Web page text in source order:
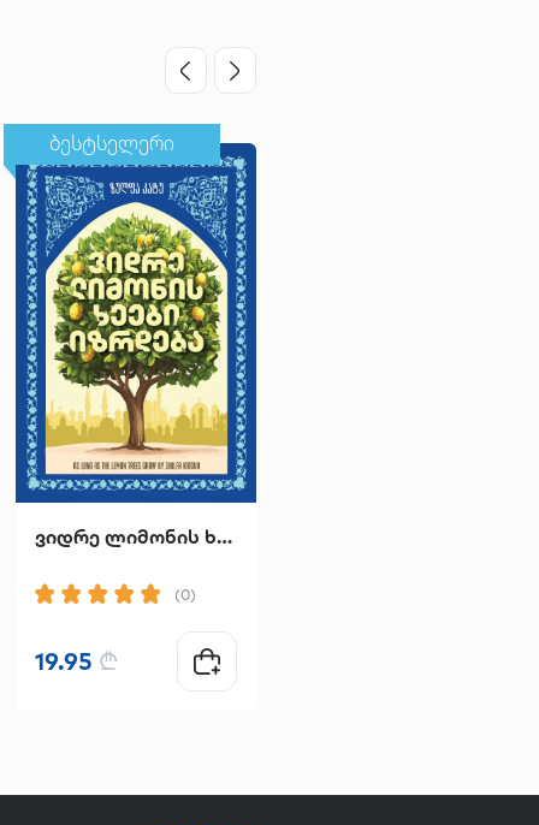
ბესტსელერი
ვიდრე ლიმონის ხეები იზრდება
(0)
19.95 ₾